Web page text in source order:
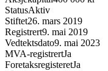
StatusAktiv
Stiftet26. mars 2019
Registrert9. mai 2019
Vedtektsdato9. mai 2023
MVA-registrertJa
ForetaksregisteretJa